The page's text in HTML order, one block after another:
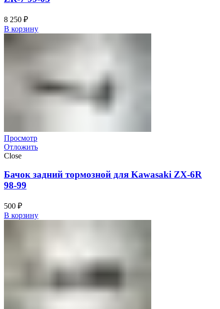
8 250 ₽
В корзину
Просмотр
Отложить
Close
Бачок задний тормозной для Kawasaki ZX-6R
98-99
500 ₽
В корзину